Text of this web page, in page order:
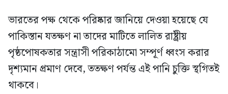
ভারতের পক্ষ থেকে পরিষ্কার জানিয়ে দেওয়া হয়েছে যে
পাকিস্তান যতক্ষণ না তাদের মাটিতে লালিত রাষ্ট্রীয়
পৃষ্ঠপোষকতার সন্ত্রাসী পরিকাঠামো সম্পূর্ণ ধ্বংস করার
দৃশ্যমান প্রমাণ দেবে, ততক্ষণ পর্যন্ত এই পানি চুক্তি স্থগিতই
থাকবে।